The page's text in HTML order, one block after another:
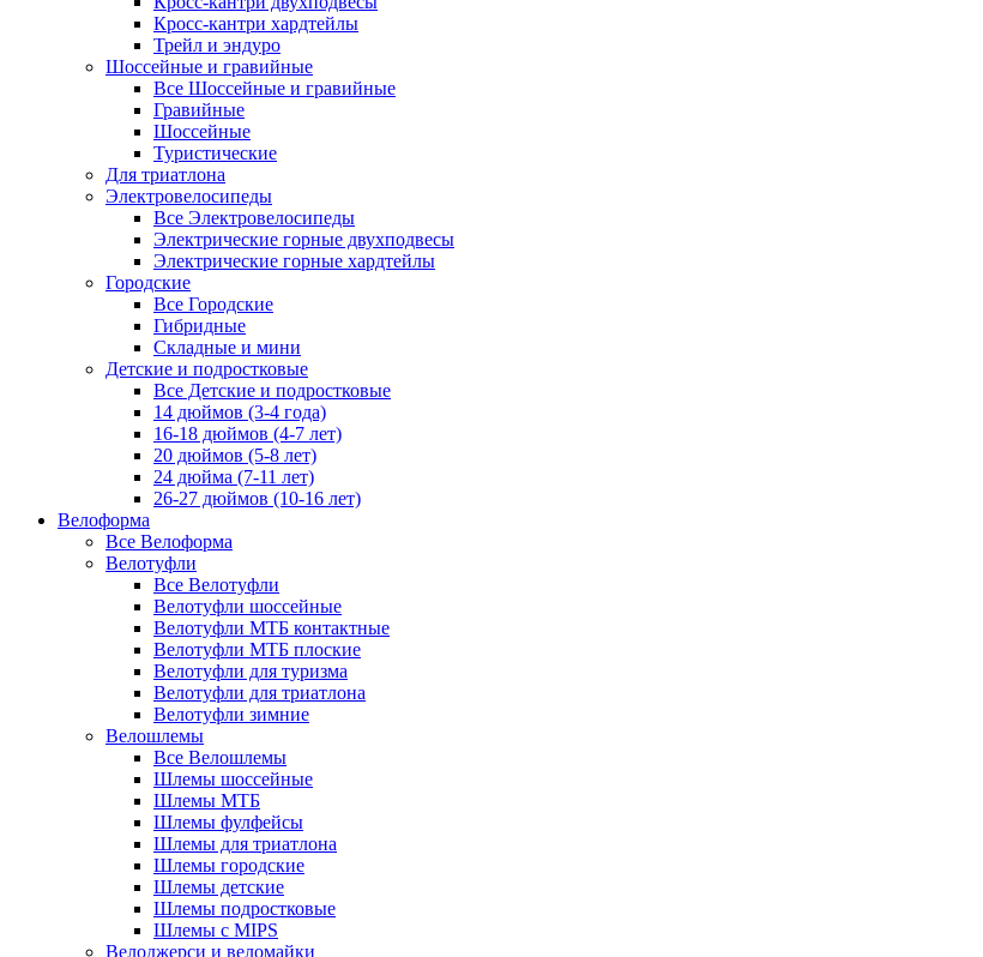
Кросс-кантри хардтейлы
Трейл и эндуро
Шоссейные и гравийные
Все Шоссейные и гравийные
Гравийные
Шоссейные
Туристические
Для триатлона
Электровелосипеды
Все Электровелосипеды
Электрические горные двухподвесы
Электрические горные хардтейлы
Городские
Все Городские
Гибридные
Складные и мини
Детские и подростковые
Все Детские и подростковые
14 дюймов (3-4 года)
16-18 дюймов (4-7 лет)
20 дюймов (5-8 лет)
24 дюйма (7-11 лет)
26-27 дюймов (10-16 лет)
Велоформа
Все Велоформа
Велотуфли
Все Велотуфли
Велотуфли шоссейные
Велотуфли МТБ контактные
Велотуфли МТБ плоские
Велотуфли для туризма
Велотуфли для триатлона
Велотуфли зимние
Велошлемы
Все Велошлемы
Шлемы шоссейные
Шлемы МТБ
Шлемы фулфейсы
Шлемы для триатлона
Шлемы городские
Шлемы детские
Шлемы подростковые
Шлемы с MIPS
Велоджерси и веломайки